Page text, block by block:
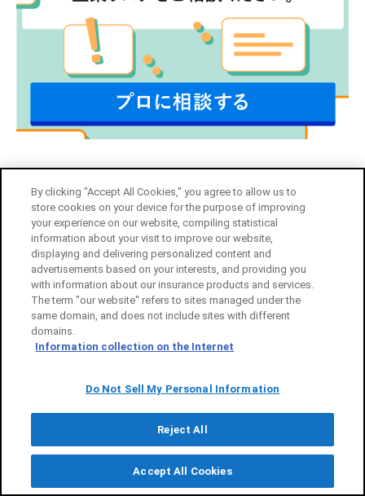
このページをシェア
メールアドレスをご登録いただくと、
経営に役立つ情報を定期的にお届け！
メルマガ登録する
By clicking "Accept All Cookies," you agree to allow us to
store cookies on your device for the purpose of improving
your experience on our website, compiling statistical
information about your visit to improve our website,
displaying and delivering personalized content and
advertisements based on your interests, and providing you
with information about our insurance products and services.
The term "our website" refers to sites managed under the
same domain, and does not include sites with different
domains.
Information collection on the Internet
Do Not Sell My Personal Information
Reject All
Accept All Cookies